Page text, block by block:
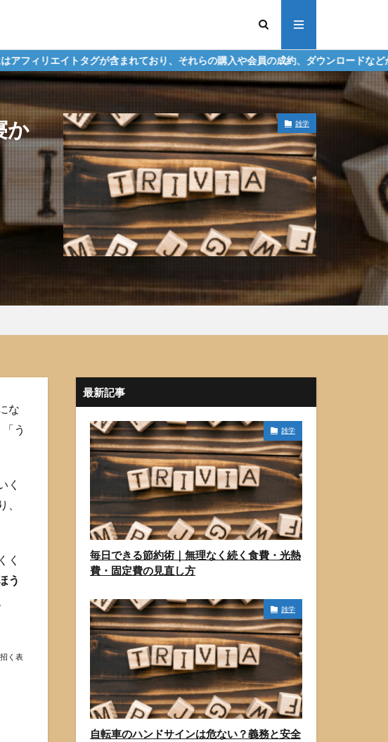
含まれており、それらの購入や会員の成約、ダウンロードなどからの収益化を行う
か
雑学
な
う
く
く
う
く表
最新記事
雑学
毎日できる節約術｜無理なく続く食費・光熱
費・固定費の見直し方
雑学
自転車のハンドサインは危ない？義務と安全